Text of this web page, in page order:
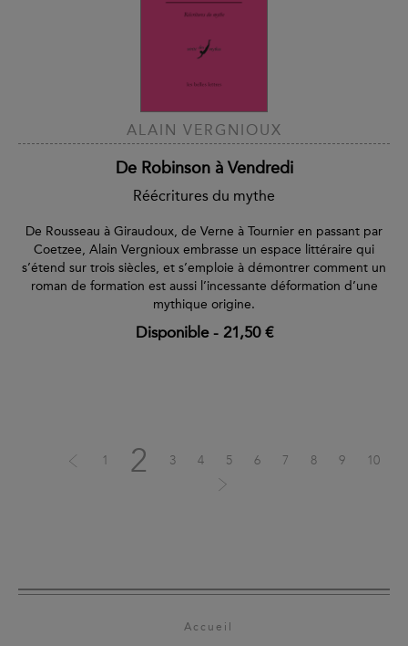
ALAIN VERGNIOUX
De Robinson à Vendredi
Réécritures du mythe
De Rousseau à Giraudoux, de Verne à Tournier en passant par
Coetzee, Alain Vergnioux embrasse un espace littéraire qui
s’étend sur trois siècles, et s’emploie à démontrer comment un
roman de formation est aussi l’incessante déformation d’une
mythique origine.
Disponible- 21,50 €
1 2 3 4 5 6 7 8 9 10
Accueil